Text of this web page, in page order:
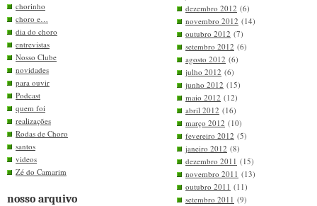
chorinho
choro e…
dia do choro
entrevistas
Nosso Clube
novidades
para ouvir
Podcast
quem foi
realizações
Rodas de Choro
santos
videos
Zé do Camarim
nosso arquivo
dezembro 2012 (6)
novembro 2012 (14)
outubro 2012 (7)
setembro 2012 (6)
agosto 2012 (6)
julho 2012 (6)
junho 2012 (15)
maio 2012 (12)
abril 2012 (16)
março 2012 (10)
fevereiro 2012 (5)
janeiro 2012 (8)
dezembro 2011 (15)
novembro 2011 (13)
outubro 2011 (11)
setembro 2011 (9)